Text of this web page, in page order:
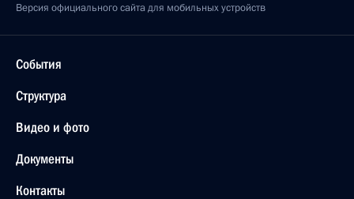
Версия официального сайта для мобильных устройств
События
Структура
Видео и фото
Документы
Контакты